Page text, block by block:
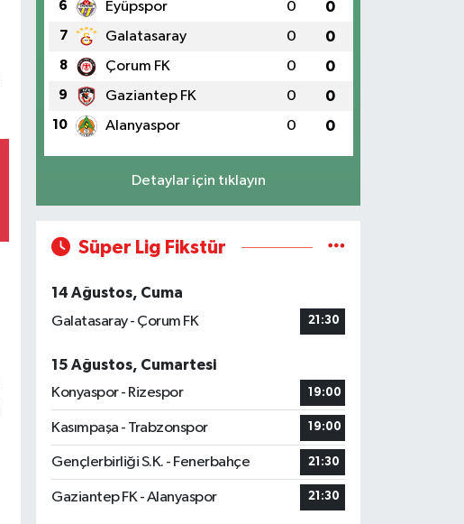
6 Eyüpspor 0 0
7 Galatasaray 0 0
8 Çorum FK 0 0
9 Gaziantep FK 0 0
10 Alanyaspor 0 0
Detaylar için tıklayın
Süper Lig Fikstür
14 Ağustos, Cuma
Galatasaray - Çorum FK
21:30
15 Ağustos, Cumartesi
Konyaspor - Rizespor
19:00
Kasımpaşa - Trabzonspor 19:00
Gençlerbirliği S.K. - Fenerbahçe 21:30
Gaziantep FK - Alanyaspor 21:30